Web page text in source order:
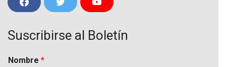
F
a
b
o
k
w
t
e
Y
o
u
b
Suscribirse al Boletín
Nombre *